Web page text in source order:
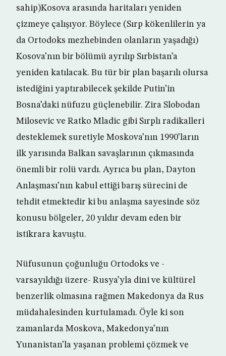
sahip)Kosova arasında haritaları yeniden
çizmeye çalışıyor. Böylece (Sırp kökenlilerin ya
da Ortodoks mezhebinden olanların yaşadığı)
Kosova’nın bir bölümü ayrılıp Sırbistan’a
yeniden katılacak. Bu tür bir plan başarılı olursa
istediğini yaptırabilecek şekilde Putin’in
Bosna’daki nüfuzu güçlenebilir. Zira Slobodan
Milosevic ve Ratko Mladic gibi Sırplı radikalleri
desteklemek suretiyle Moskova’nın 1990’ların
ilk yarısında Balkan savaşlarının çıkmasında
önemli bir rolü vardı. Ayrıca bu plan, Dayton
Anlaşması’nın kabul ettiği barış sürecini de
tehdit etmektedir ki bu anlaşma sayesinde söz
konusu bölgeler, 20 yıldır devam eden bir
istikrara kavuştu.
Nüfusunun çoğunluğu Ortodoks ve -
varsayıldığı üzere- Rusya’yla dini ve kültürel
benzerlik olmasına rağmen Makedonya da Rus
müdahalesinden kurtulamadı. Öyle ki son
zamanlarda Moskova, Makedonya’nın
Yunanistan’la yaşanan problemi çözmek ve